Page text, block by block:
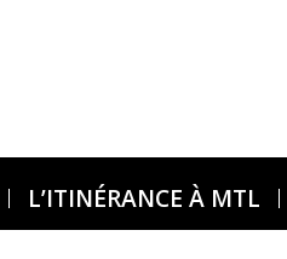
L’ITINÉRANCE À MTL